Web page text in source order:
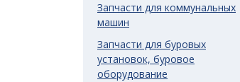
Запчасти для коммунальных
машин
Запчасти для буровых
установок, буровое
оборудование